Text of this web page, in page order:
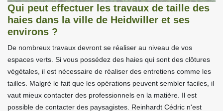
Qui peut effectuer les travaux de taille des
haies dans la ville de Heidwiller et ses
environs ?
De nombreux travaux devront se réaliser au niveau de vos
espaces verts. Si vous possédez des haies qui sont des clôtures
végétales, il est nécessaire de réaliser des entretiens comme les
tailles. Malgré le fait que les opérations peuvent sembler faciles, il
vaut mieux contacter des professionnels en la matière. Il est
possible de contacter des paysagistes. Reinhardt Cédric n'est